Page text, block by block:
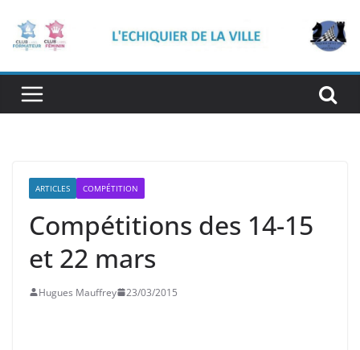
contenu
ARTICLES COMPÉTITION
Compétitions des 14-15
et 22 mars
Hugues Mauffrey 23/03/2015